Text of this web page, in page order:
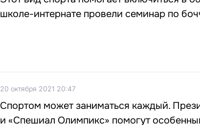
школе-интернате провели семинар по
20 октября 2021 20:47
Спортом может заниматься каждый.
и «Спешиал Олимпикс» помогут